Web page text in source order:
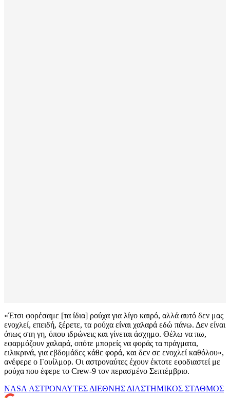
«Έτσι φορέσαμε [τα ίδια] ρούχα για λίγο καιρό, αλλά αυτό δεν μας
ενοχλεί, επειδή, ξέρετε, τα ρούχα είναι χαλαρά εδώ πάνω. Δεν είναι
όπως στη γη, όπου ιδρώνεις και γίνεται άσχημο. Θέλω να πω,
εφαρμόζουν χαλαρά, οπότε μπορείς να φοράς τα πράγματα,
ειλικρινά, για εβδομάδες κάθε φορά, και δεν σε ενοχλεί καθόλου»,
ανέφερε ο Γουίλμορ. Οι αστροναύτες έχουν έκτοτε εφοδιαστεί με
ρούχα που έφερε το Crew-9 τον περασμένο Σεπτέμβριο.
NASA ΑΣΤΡΟΝΑΥΤΕΣ ΔΙΕΘΝΗΣ ΔΙΑΣΤΗΜΙΚΟΣ ΣΤΑΘΜΟΣ